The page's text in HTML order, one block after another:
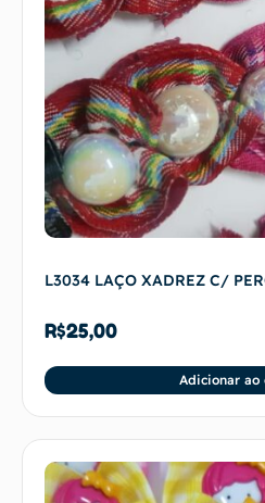
L3034 LAÇO XADREZ C/
R$25,00
Adicionar ao